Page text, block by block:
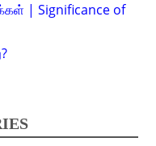
| Significance of